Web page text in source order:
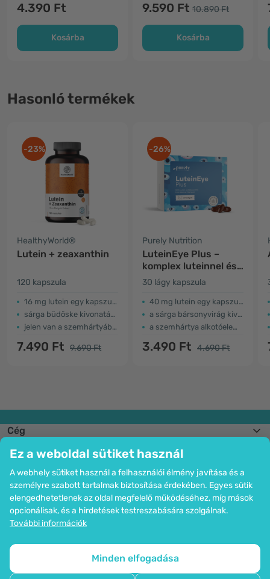
Ez a weboldal sütiket használ
A webhely sütiket használ a felhasználói élmény javítása és a
személyre szabott tartalmak biztosítása érdekében. Egyes sütik
elengedhetetlenek az oldal megfelelő működéséhez, míg mások
opcionálisak, és a hirdetések testreszabására szolgálnak.
További információk
Minden elfogadása
4.390 Ft
Kosárba
9.590 Ft 10.890 Ft
Kosárba
Hasonló termékek
-23%
HealthyWorld®
Lutein + zeaxanthin
120 kapszula
16 mg lutein egy kapszulában
sárga büdöske kivonatából
jelen van a szemhártyában
7.490 Ft 9.690 Ft
-26%
Purely Nutrition
LuteinEye Plus –
komplex luteinnel és
zeaxantinnal
30 lágy kapszula
40 mg lutein egy kapszulában
a sárga bársonyvirág kivonatából
a szemhártya alkotóelemei
3.490 Ft 4.690 Ft
Cég
Csatlakozzon hozzánk
Segítség és megrendelések
Bankkártyás fizetési lehetőség. A személyes adatok garantált védelme
SSL titkosítással.
Az oldal térképe